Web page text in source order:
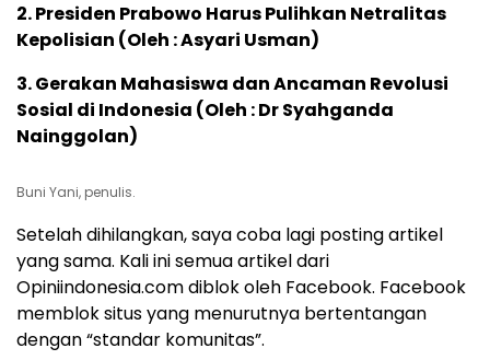
2.Presiden Prabowo Harus Pulihkan Netralitas
Kepolisian (Oleh : Asyari Usman)
3.Gerakan Mahasiswa dan Ancaman Revolusi
Sosial di Indonesia (Oleh : Dr Syahganda
Nainggolan)
Buni Yani, penulis.
Setelah dihilangkan, saya coba lagi posting artikel
yang sama. Kali ini semua artikel dari
Opiniindonesia.com diblok oleh Facebook. Facebook
memblok situs yang menurutnya bertentangan
dengan “standar komunitas”.